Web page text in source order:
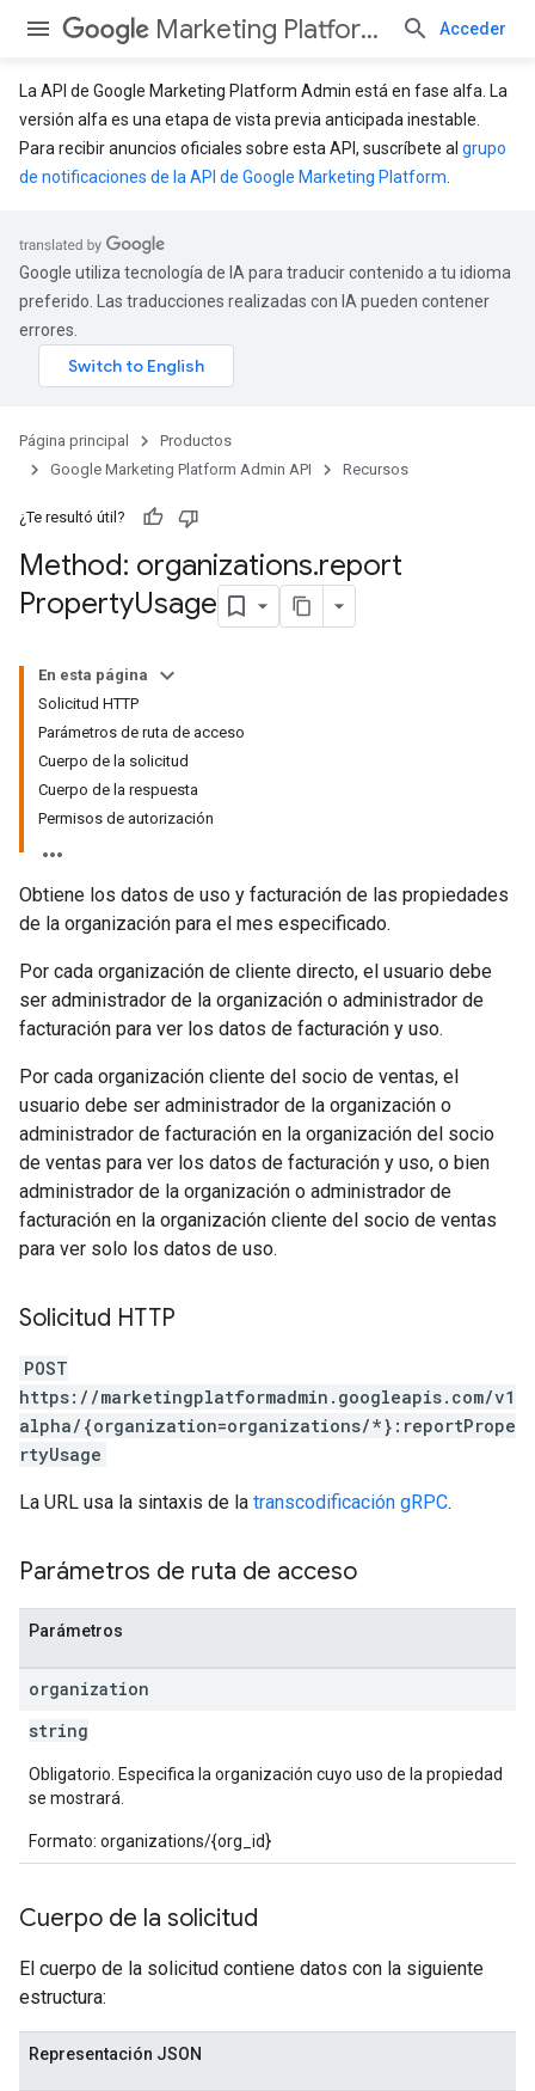
Marketing Platform Admin API Acceder
La API de Google Marketing Platform Admin está en fase alfa. La
versión alfa es una etapa de vista previa anticipada inestable.
Para recibir anuncios oficiales sobre esta API, suscríbete al grupo
de notificaciones de la API de Google Marketing Platform
Google utiliza tecnología de IA para traducir contenido a tu idioma
preferido. Las traducciones realizadas con IA pueden contener
errores.
Página principal
Productos
Google Marketing Platform Admin API
Recursos
¿Te resultó útil?
Method: organizations.report
PropertyUsage
En esta página
Solicitud HTTP
Parámetros de ruta de acceso
Cuerpo de la solicitud
Cuerpo de la respuesta
Permisos de autorización
Obtiene los datos de uso y facturación de las propiedades
de la organización para el mes especificado.
Por cada organización de cliente directo, el usuario debe
ser administrador de la organización o administrador de
facturación para ver los datos de facturación y uso.
Por cada organización cliente del socio de ventas, el
usuario debe ser administrador de la organización o
administrador de facturación en la organización del socio
de ventas para ver los datos de facturación y uso, o bien
administrador de la organización o administrador de
facturación en la organización cliente del socio de ventas
para ver solo los datos de uso.
Solicitud HTTP
POST
https://marketingplatformadmin.googleapis.com/v1
alpha/{organization=organizations/*}:reportPrope
rtyUsage
La URL usa la sintaxis de la transcodificación gRPC.
Parámetros de ruta de acceso
Parámetros
organization
string
Obligatorio. Especifica la organización cuyo uso de la propiedad
se mostrará.
Formato: organizations/{org_id}
Cuerpo de la solicitud
El cuerpo de la solicitud contiene datos con la siguiente
estructura:
Representación JSON